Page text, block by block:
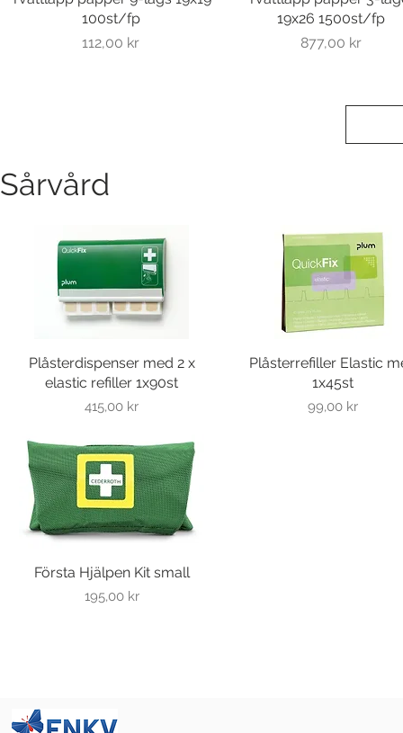
100st/fp
Pris
112,00 kr
19x26 1500st/fp
Pris
877,00 kr
Sårvård
Snabbvisning
Plåsterdispenser med 2 x
elastic refiller 1x90st
Pris
415,00 kr
Snabbvisning
Plåsterrefiller Elastic
1x45st
Pris
99,00 kr
Snabbvisning
Första Hjälpen Kit small
Pris
195,00 kr